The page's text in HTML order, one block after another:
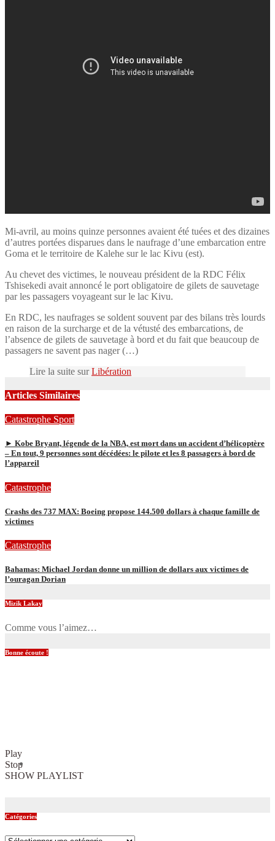
Mi-avril, au moins quinze personnes avaient été tuées et des dizaines
d’autres portées disparues dans le naufrage d’une embarcation entre
Goma et le territoire de Kalehe sur le lac Kivu (est).
Au chevet des victimes, le nouveau président de la RDC Félix
Tshisekedi avait annoncé le port obligatoire de gilets de sauvetage
par les passagers voyageant sur le lac Kivu.
En RDC, les naufrages se soldent souvent par des bilans très lourds
en raison de la surcharge et de la vétusté des embarcations, de
l’absence de gilets de sauvetage à bord et du fait que beaucoup de
passagers ne savent pas nager (…)
Lire la suite surLibération
Articles Similaires
Catastrophe Sport
► Kobe Bryant, légende de la NBA, est mort dans un accident d’hélicoptère
– En tout, 9 personnes sont décédées: le pilote et les 8 passagers à bord de
l’appareil
Catastrophe
Crashs des 737 MAX: Boeing propose 144.500 dollars à chaque famille de
victimes
Catastrophe
Bahamas: Michael Jordan donne un million de dollars aux victimes de
l’ouragan Dorian
Mizik Lakay
Comme vous l’aimez…
Bonne écoute !
Play
Stop
SHOW PLAYLIST
Catégories